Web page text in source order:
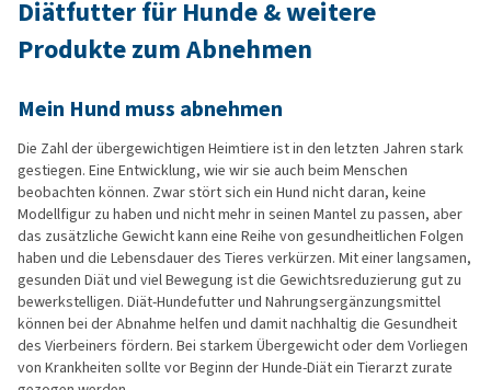
Diätfutter für Hunde & weitere
Produkte zum Abnehmen
Mein Hund muss abnehmen
Die Zahl der übergewichtigen Heimtiere ist in den letzten Jahren stark
gestiegen. Eine Entwicklung, wie wir sie auch beim Menschen
beobachten können. Zwar stört sich ein Hund nicht daran, keine
Modellfigur zu haben und nicht mehr in seinen Mantel zu passen, aber
das zusätzliche Gewicht kann eine Reihe von gesundheitlichen Folgen
haben und die Lebensdauer des Tieres verkürzen. Mit einer langsamen,
gesunden Diät und viel Bewegung ist die Gewichtsreduzierung gut zu
bewerkstelligen. Diät-Hundefutter und Nahrungsergänzungsmittel
können bei der Abnahme helfen und damit nachhaltig die Gesundheit
des Vierbeiners fördern. Bei starkem Übergewicht oder dem Vorliegen
von Krankheiten sollte vor Beginn der Hunde-Diät ein Tierarzt zurate